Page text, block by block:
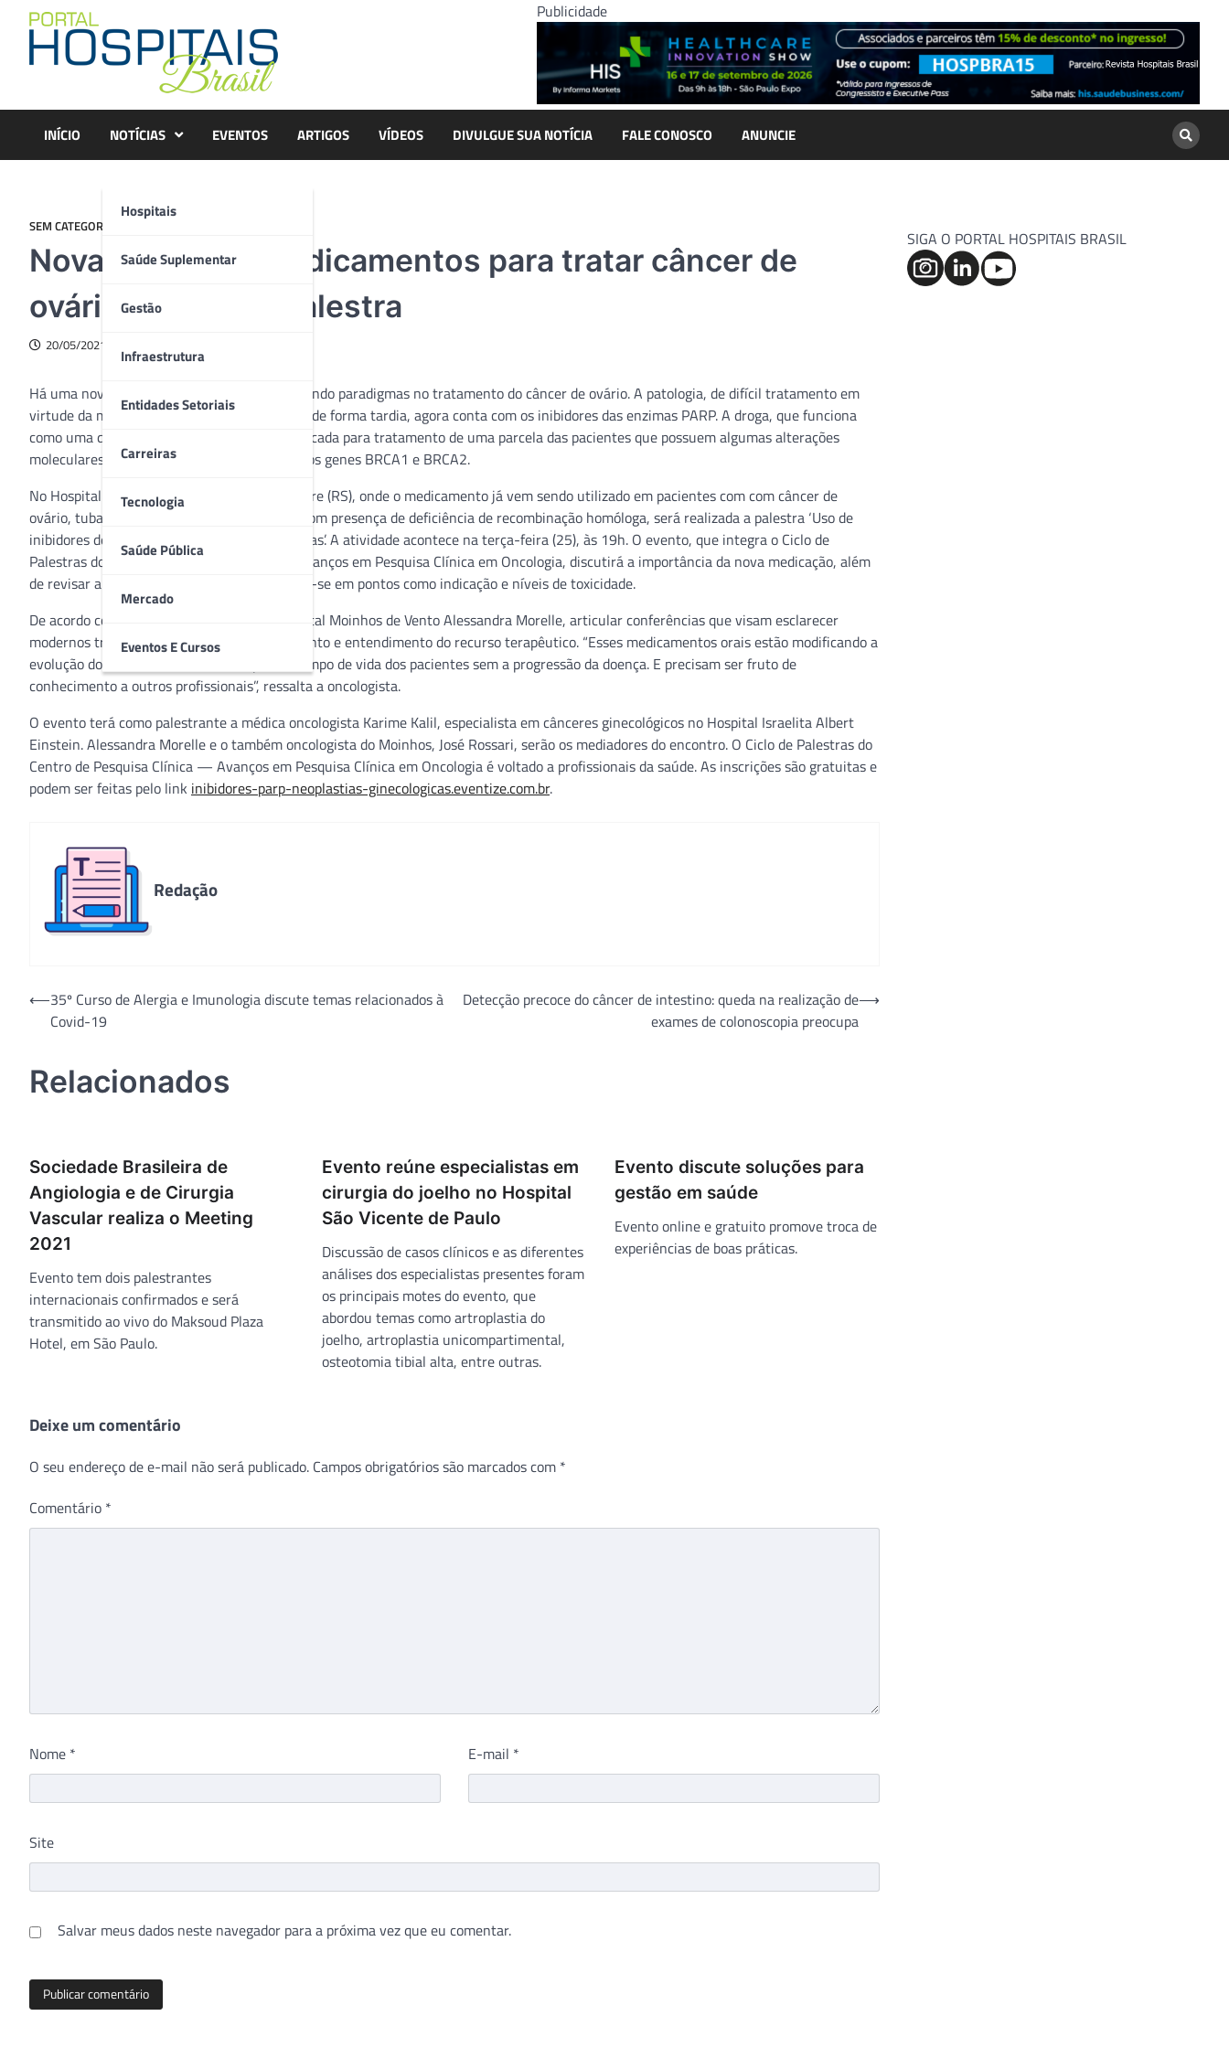
content
Publicidade
INÍCIO NOTÍCIAS
Hospitais
Saúde Suplementar
Gestão
Infraestrutura
Entidades Setoriais
Carreiras
Tecnologia
Saúde Pública
Mercado
Eventos E Cursos
EVENTOS ARTIGOS VÍDEOS DIVULGUE SUA NOTÍCIA FALE CONOSCO ANUNCIE
SEM CATEGORIA
Nova classe de medicamentos para tratar câncer de
ovário é tema de palestra
20/05/2021
Há uma nova classe de medicamentos quebrando paradigmas no tratamento do câncer de ovário. A patologia, de difícil tratamento em
virtude da maioria dos diagnósticos se darem de forma tardia, agora conta com os inibidores das enzimas PARP. A droga, que funciona
como uma quimioterapia oral, vem sendo indicada para tratamento de uma parcela das pacientes que possuem algumas alterações
moleculares, incluindo mutações genéticas nos genes BRCA1 e BRCA2.
No Hospital Moinhos de Vento, em Porto Alegre (RS), onde o medicamento já vem sendo utilizado em pacientes com com câncer de
ovário, tubas uterinas e peritônio avançado com presença de deficiência de recombinação homóloga, será realizada a palestra ‘Uso de
inibidores de PARP em neoplasias ginecológicas’. A atividade acontece na terça-feira (25), às 19h. O evento, que integra o Ciclo de
Palestras do Centro de Pesquisa Clínica — Avanços em Pesquisa Clínica em Oncologia, discutirá a importância da nova medicação, além
de revisar a nova classe de droga, expandindo-se em pontos como indicação e níveis de toxicidade.
De acordo com a médica oncologista do Hospital Moinhos de Vento Alessandra Morelle, articular conferências que visam esclarecer
modernos tratamentos resulta no conhecimento e entendimento do recurso terapêutico. “Esses medicamentos orais estão modificando a
evolução do câncer de ovário, ao ampliar o tempo de vida dos pacientes sem a progressão da doença. E precisam ser fruto de
conhecimento a outros profissionais”, ressalta a oncologista.
O evento terá como palestrante a médica oncologista Karime Kalil, especialista em cânceres ginecológicos no Hospital Israelita Albert
Einstein. Alessandra Morelle e o também oncologista do Moinhos, José Rossari, serão os mediadores do encontro. O Ciclo de Palestras do
Centro de Pesquisa Clínica — Avanços em Pesquisa Clínica em Oncologia é voltado a profissionais da saúde. As inscrições são gratuitas e
podem ser feitas pelo link inibidores-parp-neoplastias-ginecologicas.eventize.com.br.
Redação
Navegação
⟵35º Curso de Alergia e Imunologia discute temas relacionados à
Covid-19
Detecção precoce do câncer de intestino: queda na realização de
exames de colonoscopia preocupa
⟶
Relacionados
Sociedade Brasileira de
Angiologia e de Cirurgia
Vascular realiza o Meeting
2021
Evento tem dois palestrantes
internacionais confirmados e será
transmitido ao vivo do Maksoud Plaza
Hotel, em São Paulo.
Evento reúne especialistas em
cirurgia do joelho no Hospital
São Vicente de Paulo
Discussão de casos clínicos e as diferentes
análises dos especialistas presentes foram
os principais motes do evento, que
abordou temas como artroplastia do
joelho, artroplastia unicompartimental,
osteotomia tibial alta, entre outras.
Evento discute soluções para
gestão em saúde
Evento online e gratuito promove troca de
experiências de boas práticas.
Deixe um comentário
O seu endereço de e-mail não será publicado. Campos obrigatórios são marcados com *
Comentário *
Nome * E-mail *
Site
Salvar meus dados neste navegador para a próxima vez que eu comentar.
SIGA O PORTAL HOSPITAIS BRASIL